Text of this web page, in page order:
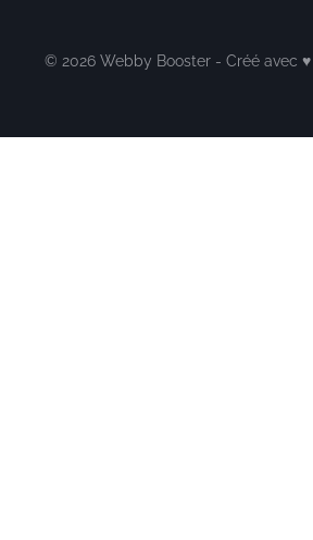
© 2026 Webby Booster - Créé avec